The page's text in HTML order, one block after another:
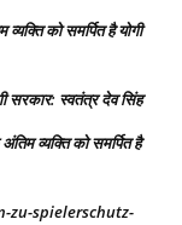
को समर्पित है योगी
सरकार: स्वतंत्र देव सिंह
व्यक्ति को समर्पित है
spielerschutz-